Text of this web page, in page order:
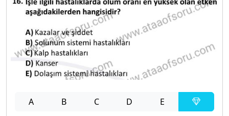
A B C D E